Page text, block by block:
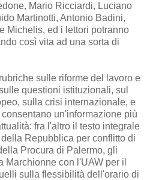
Mario Ricciardi, Luciano
Martinotti, Antonio Badini,
Michelis, ed i lettori potranno
così vita ad una sorta di
sulle riforme del lavoro e
questioni istituzionali, sul
sulla crisi internazionale, e
un'informazione più
fra l'altro il testo integrale
Repubblica per conflitto di
Procura di Palermo, gli
Marchionne con l'UAW per il
sulla flessibilità dell'orario di